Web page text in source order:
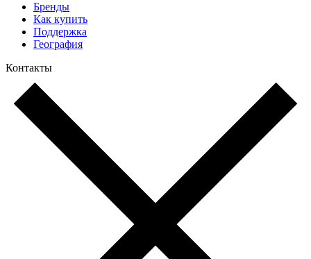
Бренды
Как купить
Поддержка
География
Контакты